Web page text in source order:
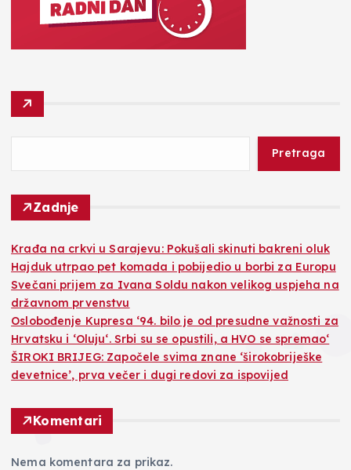
Pretraga
Zadnje
Krađa na crkvi u Sarajevu: Pokušali skinuti bakreni oluk
Hajduk utrpao pet komada i pobijedio u borbi za Europu
Svečani prijem za Ivana Soldu nakon velikog uspjeha na
državnom prvenstvu
Oslobođenje Kupresa ‘94. bilo je od presudne važnosti za
Hrvatsku i ‘Oluju‘. Srbi su se opustili, a HVO se spremao‘
ŠIROKI BRIJEG: Započele svima znane ‘širokobriješke
devetnice’, prva večer i dugi redovi za ispovijed
Komentari
Nema komentara za prikaz.